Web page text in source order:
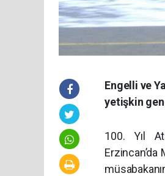
Engelli ve
yetişkin
100. Yıl